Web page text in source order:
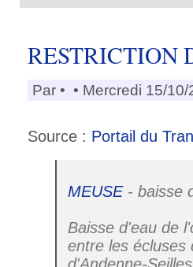
RESTRICTION
Par • • Mercredi 15/10/
Source : Portail du
MEUSE- baisse
Baisse d'eau de
entre les écluses
d'Andenne-